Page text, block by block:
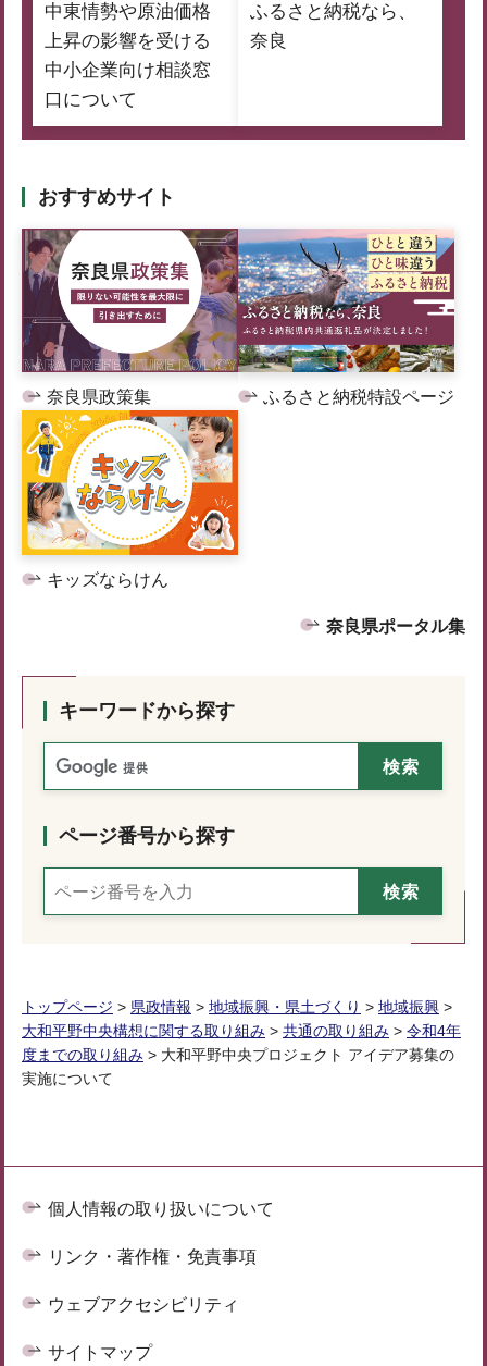
中東情勢や原油価格
上昇の影響を受ける
中小企業向け相談窓
口について
ふるさと納税なら、
奈良
おすすめサイト
奈良県政策集 ふるさと納税特設ページ
キッズならけん
奈良県ポータル集
キーワードから探す
ページ番号から探す
トップページ > 県政情報 > 地域振興・県土づくり > 地域振興 >
大和平野中央構想に関する取り組み > 共通の取り組み > 令和4年
度までの取り組み > 大和平野中央プロジェクト アイデア募集の
実施について
個人情報の取り扱いについて
リンク・著作権・免責事項
ウェブアクセシビリティ
サイトマップ